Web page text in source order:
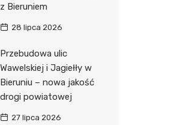
z Bieruniem
28 lipca 2026
Przebudowa ulic
Wawelskiej i Jagiełły w
Bieruniu – nowa jakość
drogi powiatowej
27 lipca 2026